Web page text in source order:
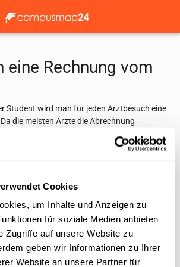
Cookies
um Inhalte und Anzeigen zu
für soziale Medien anbieten
Zugriffe auf unsere Website zu
geben wir Informationen zu Ihrer
Website an unsere Partner für
eine Rechnung vom
Student wird man für jeden Arztbesuch eine
die meisten Ärzte die Abrechnung
die sich um die Abrechnung mit
von weiteren vier Wochen.
erhalten hat, überweist man noch nicht
das Original postalisch an die
Diese erstattet Beträge in der Regel
PVS weiterleiten. Dies sollte man dann aber